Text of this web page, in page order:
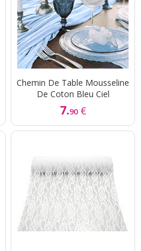
Chemin De Table Mousseline
De Coton Bleu Ciel
7.90 €